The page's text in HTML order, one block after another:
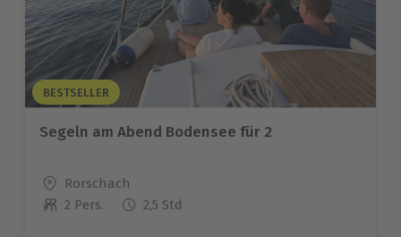
BESTSELLER
Segeln am Abend Bodensee für 2
Standort
Rorschach
Anzahl der Teilnehmer
2 Pers. 2,5 Std